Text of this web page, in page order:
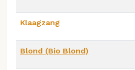
Klaagzang
Blond (Bio Blond)